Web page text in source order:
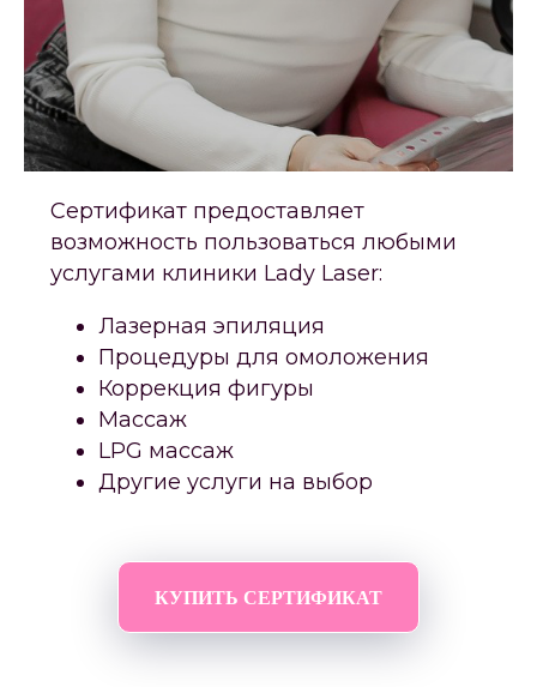
Сертификат предоставляет
возможность пользоваться любыми
услугами клиники Lady Laser:
Лазерная эпиляция
Процедуры для омоложения
Коррекция фигуры
Массаж
LPG массаж
Другие услуги на выбор
КУПИТЬ СЕРТИФИКАТ